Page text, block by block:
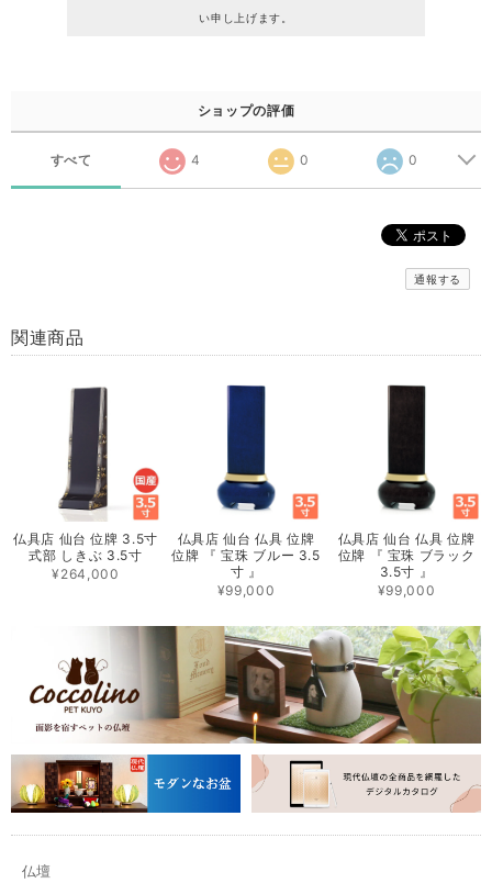
い申し上げます。
ショップの評価
すべて 4 0 0
通報する
関連商品
仏具店 仙台 位牌 3.5寸
式部 しきぶ 3.5寸
¥264,000
仏具店 仙台 仏具 位牌
位牌 『 宝珠 ブルー 3.5
寸 』
¥99,000
仏具店 仙台 仏具 位牌
位牌 『 宝珠 ブラック
3.5寸 』
¥99,000
仏壇